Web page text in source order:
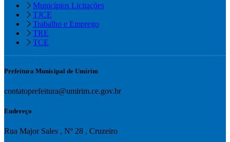
Municípios Licitações
TJCE
Trabalho e Emprego
TRE
TCE
Prefeitura Municipal de Umirim
contatoprefeitura@umirim.ce.gov.br
Endereço
Rua Major Sales , Nº 28 , Cruzeiro